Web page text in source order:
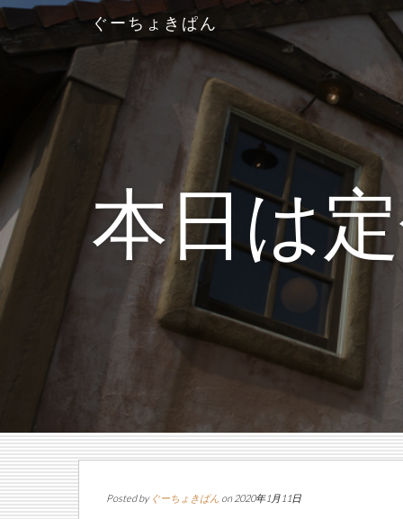
ぐーちょきぱん
本日は
Posted by ぐーちょきぱん on 2020年1月11日